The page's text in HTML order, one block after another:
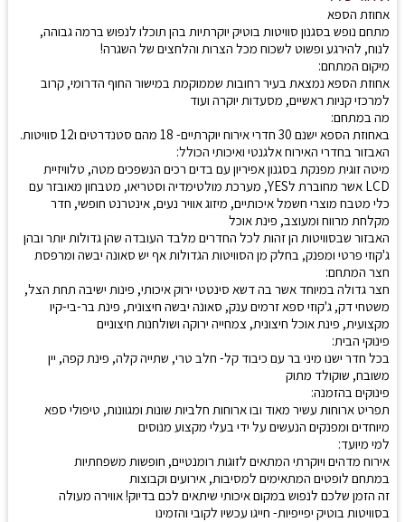
אחוזת הספא
מתחם נופש בסגנון סוויטות בוטיק יוקרתיות בהן תוכלו לנפוש ברמה גבוהה,
לנוח, להירגע ופשוט לשכוח מכל הצרות והלחצים של השגרה!
מיקום המתחם:
אחוזת הספא נמצאת בעיר רחובות שממוקמת במישור החוף הדרומי, קרוב
למרכזי קניות ראשיים, מסעדות יוקרה ועוד
מה במתחם:
באחוזת הספא ישנם 30 חדרי אירוח יוקרתיים- 18 מהם סטנדרטים ו12 סוויטות.
האבזור בחדרי האירוח אלגנטי ואיכותי הכולל:
מיטה זוגית מפנקת בסגנון אפיריון עם בדים רכים הנשפכים מטה, טלוויזיית
LCD אשר מחוברת לYES, מערכת מולטימדיה וסטריאו, מטבחון מאובזר עם
כלי מטבח מוצרי חשמל איכותיים, מיזוג אוויר נעים, אינטרנט חופשי, חדר
מקלחת מרווח ומעוצב, פינת אוכל
האבזור שבסוויטות הן זהות לכל החדרים מלבד העובדה שהן גדולות יותר ובהן
ג'קוזי פרטי ומפנק, בחלק מן הסוויטות הגדולות אף יש סאונה יבשה ומרפסת
חצר המתחם:
חצר גדולה במיוחד אשר בה דשא סינטטי ירוק איכותי, פינות ישיבה תחת הצל,
משטחי דק, ג'קוזי ספא זרמים ענק, סאונה יבשה חיצונית, פינת בר-בי-קיו
מקצועית, פינת אוכל חיצונית, צמחייה ירוקה ושולחנות חיצוניים
פינוקי הבית:
בכל חדר ישנו מיני בר עם כיבוד קל- חלב טרי, שתייה קלה, פינת קפה, יין
משובח, שוקולד מתוק
פינוקים בהזמנה:
תפריט ארוחות עשיר מאוד ובו ארוחות חלביות שונות ומגוונות, טיפולי ספא
מיוחדים ומפנקים הנעשים על ידי בעלי מקצוע מנוסים
למי מיועד:
אירוח מדהים ויוקרתי המתאים לזוגות רומנטיים, חופשות משפחתיות
במתחם לופטים המתאימים למסיבות, אירועים וקבוצות
זה הזמן שלכם לנפוש במקום איכותי שיתאים לכם בדיוק! אווירה מעולה
בסוויטות בוטיק יפייפיות- חייגו עכשיו לקובי והזמינו